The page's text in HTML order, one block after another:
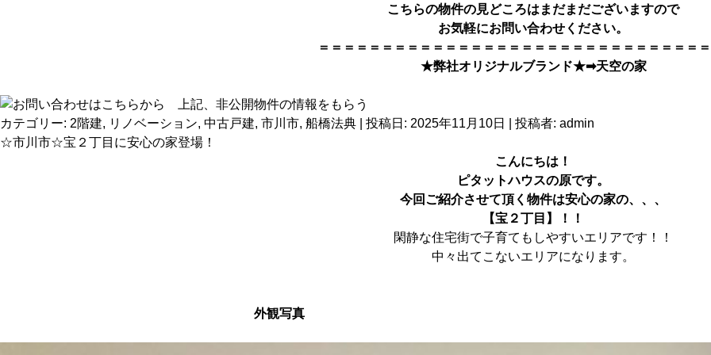
こちらの物件の見どころはまだまだございますので
お気軽にお問い合わせください。
＝＝＝＝＝＝＝＝＝＝＝＝＝＝＝＝＝＝＝＝＝＝＝＝＝＝＝＝＝＝
★弊社オリジナルブランド★➡天空の家
カテゴリー: 2階建, リノベーション, 中古戸建, 市川市, 船橋法典 | 投稿日: 2025年11月10日 投稿者: admin
☆市川市☆宝２丁目に安心の家登場！
こんにちは！
ピタットハウスの原です。
今回ご紹介させて頂く物件は安心の家の、、、
【宝２丁目】！！
閑静な住宅街で子育てもしやすいエリアです！！
中々出てこないエリアになります。
外観写真